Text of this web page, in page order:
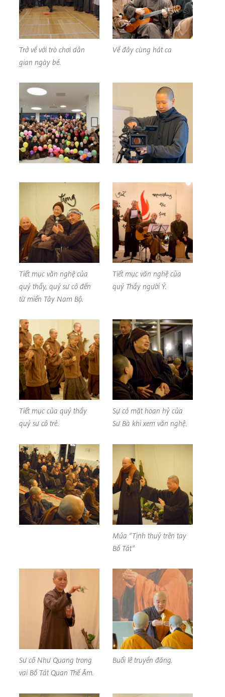
Trở về với trò chơi dân
gian ngày bé.
Về đây cùng hát ca
Tiết mục văn nghệ của
quý thầy, quý sư cô đến
từ miền Tây Nam Bộ.
Tiết mục văn nghệ của
quý Thầy người Ý.
Tiết mục của quý thầy
quý sư cô trẻ.
Sự có mặt hoan hỷ của
Sư Bà khi xem văn nghệ.
Múa “Tịnh thuỷ trên tay
Bồ Tát”
Sư cô Như Quang trong
vai Bồ Tát Quan Thế Âm.
Buổi lễ truyền đăng.